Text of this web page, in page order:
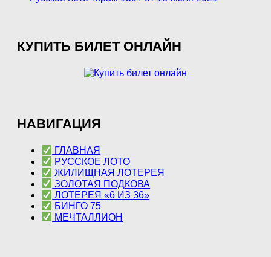
КУПИТЬ БИЛЕТ ОНЛАЙН
НАВИГАЦИЯ
ГЛАВНАЯ
РУССКОЕ ЛОТО
ЖИЛИЩНАЯ ЛОТЕРЕЯ
ЗОЛОТАЯ ПОДКОВА
ЛОТЕРЕЯ «6 ИЗ 36»
БИНГО 75
МЕЧТАЛЛИОН